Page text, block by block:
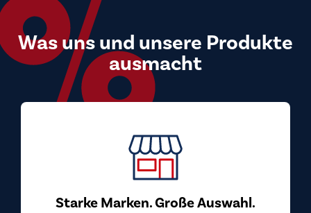
Was uns und unsere Produkte
ausmacht
Starke Marken. Große Auswahl.